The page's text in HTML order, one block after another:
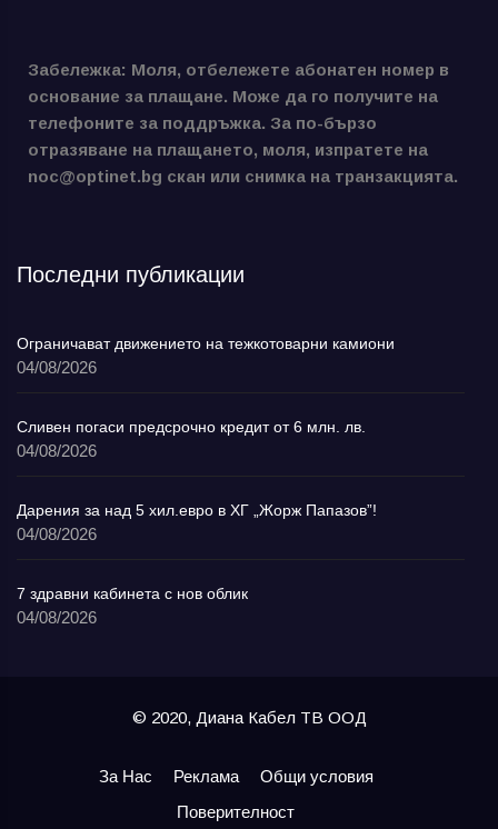
Забележка: Моля, отбележете абонатен номер в
основание за плащане. Може да го получите на
телефоните за поддръжка. За по-бързо
отразяване на плащането, моля, изпратете на
noc@optinet.bg скан или снимка на транзакцията.
Последни публикации
Ограничават движението на тежкотоварни камиони
04/08/2026
Сливен погаси предсрочно кредит от 6 млн. лв.
04/08/2026
Дарения за над 5 хил.евро в ХГ „Жорж Папазов”!
04/08/2026
7 здравни кабинета с нов облик
04/08/2026
© 2020, Диана Кабел ТВ ООД
За Нас Реклама
Общи условия
Поверителност